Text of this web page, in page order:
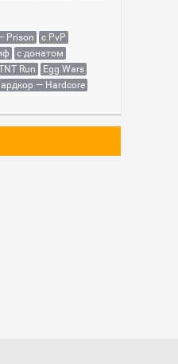
Prison
с PvP
с донатом
Run
Egg Wars
— Hardcore